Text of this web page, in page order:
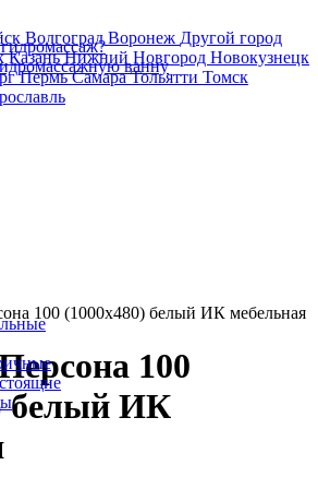
ВолгоградВоронеж Другой город
КазаньНижний Новгород Новокузнецк
ПермьСамараТольятти Томск
ванну
100 (1000х480) белый ИК мебельная
100
белый ИК